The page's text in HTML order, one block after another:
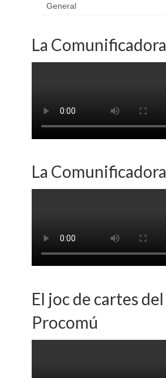
General
La Comunificadora
La Comunificadora
El joc de cartes del
Procomú